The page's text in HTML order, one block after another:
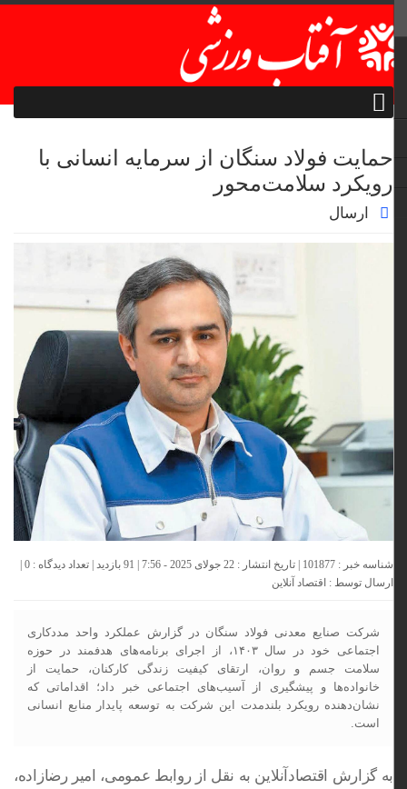
حمایت فولاد سنگان از سرمایه انسانی با
رویکرد سلامت‌محور
ارسال
شناسه خبر : 101877 | تاریخ انتشار : 22 جولای 2025 - 7:56 | 91 بازدید | تعداد دیدگاه : 0
|
ارسال توسط :اقتصاد آنلاین
شرکت صنایع معدنی فولاد سنگان در گزارش عملکرد واحد مددکاری
اجتماعی خود در سال ۱۴۰۳، از اجرای برنامه‌های هدفمند در حوزه
سلامت جسم و روان، ارتقای کیفیت زندگی کارکنان، حمایت از
خانواده‌ها و پیشگیری از آسیب‌های اجتماعی خبر داد؛ اقداماتی که
نشان‌دهنده رویکرد بلندمدت این شرکت به توسعه پایدار منابع انسانی
است.
به گزارش اقتصادآنلاین به نقل از روابط عمومی، امیر رضازاده،